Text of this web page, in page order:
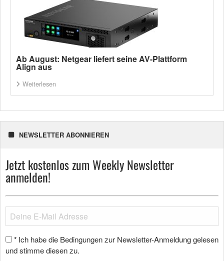
Ab August: Netgear liefert seine AV-Plattform
Align aus
Weiterlesen
NEWSLETTER ABONNIEREN
Jetzt kostenlos zum Weekly Newsletter
anmelden!
* Ich habe die Bedingungen zur Newsletter-Anmeldung gelesen
und stimme diesen zu.